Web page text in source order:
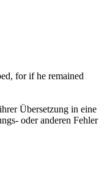
, for if he remained
Übersetzung in eine
oder anderen Fehler